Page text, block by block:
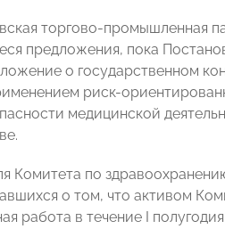
торгово-промышленная
предложения, пока
о государственном
риск-
медицинской
Комитета по
о том, что активом
работа в течение I